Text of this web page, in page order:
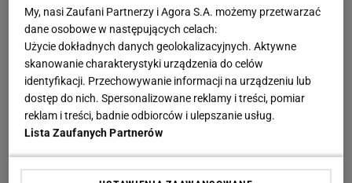
My, nasi Zaufani Partnerzy i Agora S.A. możemy przetwarzać
dane osobowe w następujących celach:
Użycie dokładnych danych geolokalizacyjnych. Aktywne
skanowanie charakterystyki urządzenia do celów
identyfikacji. Przechowywanie informacji na urządzeniu lub
dostęp do nich. Spersonalizowane reklamy i treści, pomiar
reklam i treści, badnie odbiorców i ulepszanie usług.
Lista Zaufanych Partnerów